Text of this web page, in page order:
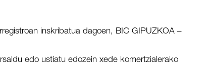
inskribatua dagoen, BIC GIPUZKOA –
edo ustiatu edozein xede komertzialerako